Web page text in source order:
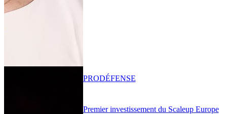
Premier investissement du Scaleup Europe
PRODÉFENSE